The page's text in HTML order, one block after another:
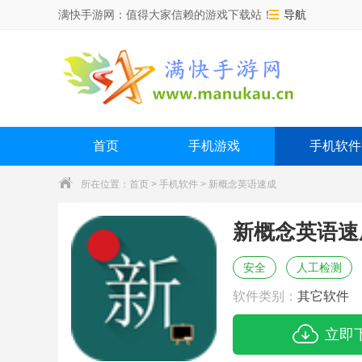
满快手游网：值得大家信赖的游戏下载站！ 导航
首页 手机游戏 手机软件
所在位置： 首页 > 手机软件 > 新概念英语速成
新概念英语
安全 人工检测
软件类别： 其它软件
立即